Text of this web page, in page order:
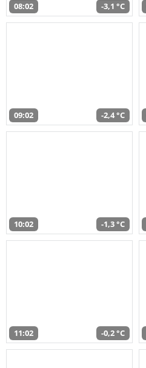
08:02 -3,1 °C
09:02 -2,4 °C
10:02 -1,3 °C
11:02 -0,2 °C